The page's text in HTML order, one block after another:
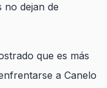
no dejan de
que es más
a Canelo